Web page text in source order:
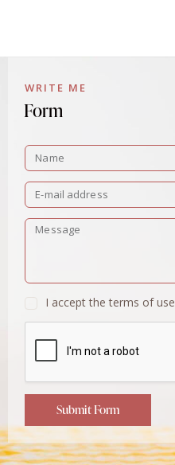
WRITE ME
Form
I accept the terms of use
Submit Form